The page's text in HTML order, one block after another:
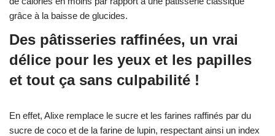
grâce à la baisse de glucides.
Des pâtisseries raffinées, un vrai
délice pour les yeux et les papilles
et tout ça sans culpabilité !
En effet, Alixe remplace le sucre et les farines raffinés par du
sucre de coco et de la farine de lupin, respectant ainsi un index